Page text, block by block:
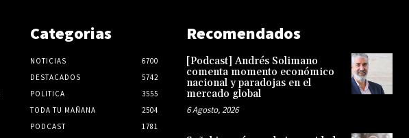
Categorias
NOTICIAS
6700
DESTACADOS
5742
POLITICA
3555
TODA TU MAÑANA
2504
PODCAST
1781
Recomendados
[Podcast] Andrés Solimano
comenta momento económico
nacional y paradojas en el
mercado global
6 Agosto, 2026